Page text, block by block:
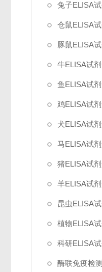
兔子ELISA
仓鼠ELISA
豚鼠ELISA
牛ELISA试
鱼ELISA试
鸡ELISA试
犬ELISA试
马ELISA试
猪ELISA试
羊ELISA试
昆虫ELISA
植物ELISA
科研ELISA
酶联免疫检